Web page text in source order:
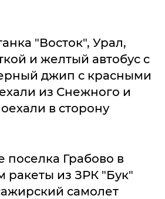
"Восток", Урал,
и желтый автобус с
джип с красными
из Снежного и
в сторону
поселка Грабово в
ракеты из ЗРК "Бук"
самолет